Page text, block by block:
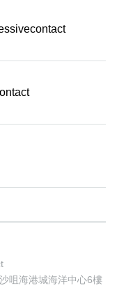
咀海港城海洋中心6樓